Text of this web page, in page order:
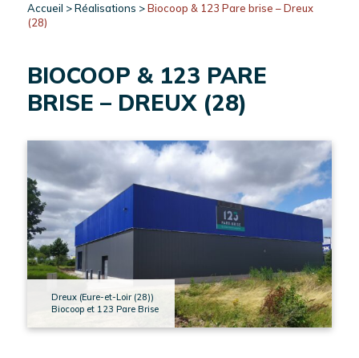
ACTUALITÉS
CONTACT
EN
SAVOIR
PLUS
TOUT SAVOIR SUR
EN IMMOBILIER
Accueil >Réalisations >Biocoop & 123 Pare brise – Dreux
(28)
BIOCOOP & 123 PARE
BRISE – DREUX (28)
Dreux (Eure-et-Loir (28))
Biocoop et 123 Pare Brise